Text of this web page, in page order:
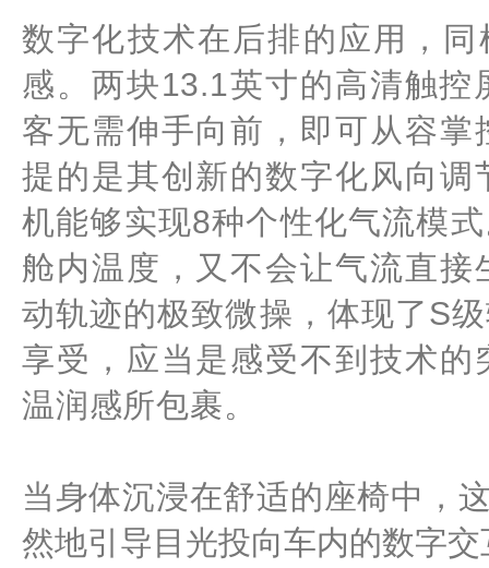
数字化技术在后排的应用，
感。两块13.1英寸的高清触
客无需伸手向前，即可从容
提的是其创新的数字化风向
机能够实现8种个性化气流模
舱内温度，又不会让气流直
动轨迹的极致微操，体现了S
享受，应当是感受不到技术
温润感所包裹。
当身体沉浸在舒适的座椅中，
然地引导目光投向车内的数字